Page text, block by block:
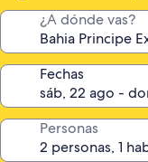
¿A dónde vas?
Fechas
Personas